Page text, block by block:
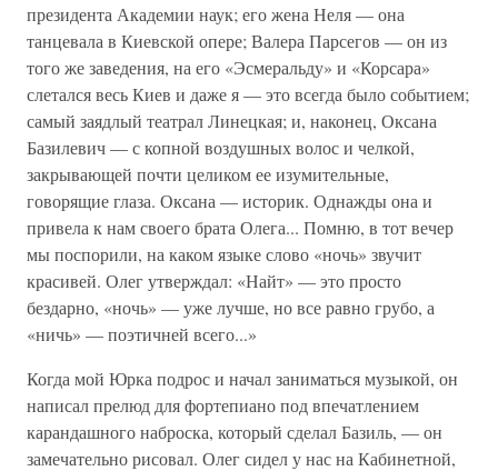
президента Академии наук; его жена Неля — она
танцевала в Киевской опере; Валера Парсегов — он из
того же заведения, на его «Эсмеральду» и «Корсара»
слетался весь Киев и даже я — это всегда было событием;
самый заядлый театрал Линецкая; и, наконец, Оксана
Базилевич — с копной воздушных волос и челкой,
закрывающей почти целиком ее изумительные,
говорящие глаза. Оксана — историк. Однажды она и
привела к нам своего брата Олега... Помню, в тот вечер
мы поспорили, на каком языке слово «ночь» звучит
красивей. Олег утверждал: «Найт» — это просто
бездарно, «ночь» — уже лучше, но все равно грубо, а
«ничь» — поэтичней всего...»
Когда мой Юрка подрос и начал заниматься музыкой, он
написал прелюд для фортепиано под впечатлением
карандашного наброска, который сделал Базиль, — он
замечательно рисовал. Олег сидел у нас на Кабинетной,